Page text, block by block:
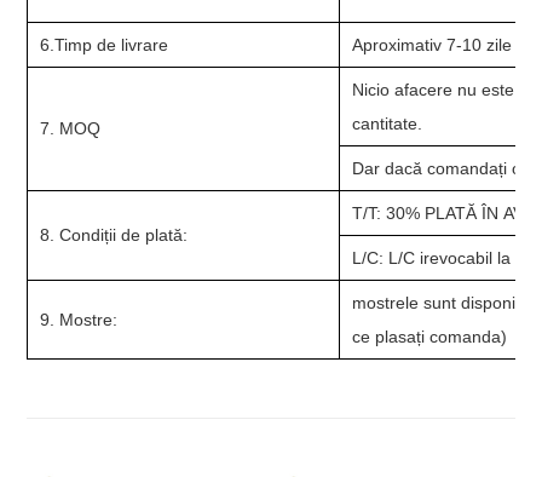
6.Timp de livrare Aproximativ 7-10 zile
7. MOQ
Nicio afacere nu este
cantitate.
Dar dacă comandați o
8. Condiții de plată:
T/T: 30% PLATĂ ÎN
L/C: L/C irevocabil la
9. Mostre:
mostrele sunt
ce plasați comanda)